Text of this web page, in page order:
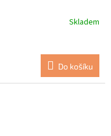
Skladem
Do košíku